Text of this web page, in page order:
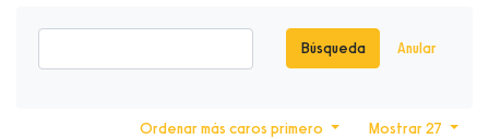
Búsqueda Anular
Mostrar 27
Ordenar más caros primero